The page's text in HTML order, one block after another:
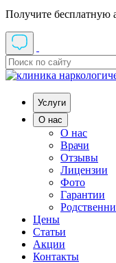
Получите бесплатную
Услуги
О нас
О нас
Врачи
Отзывы
Лицензии
Фото
Гарантии
Цены
Статьи
Акции
Контакты